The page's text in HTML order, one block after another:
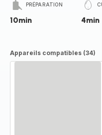
PRÉPARATION
10min 4min
Appareils compatibles (34)